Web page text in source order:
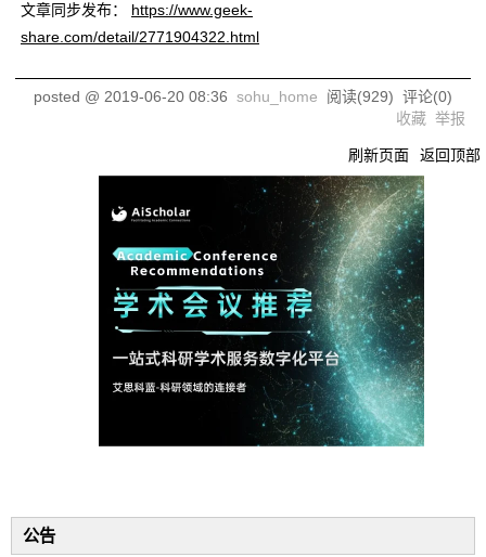
文章同步发布： https://www.geek-
share.com/detail/2771904322.html
posted @ 2019-06-20 08:36 sohu_home 阅读(929) 评论(0)
收藏 举报
刷新页面 返回顶部
公告